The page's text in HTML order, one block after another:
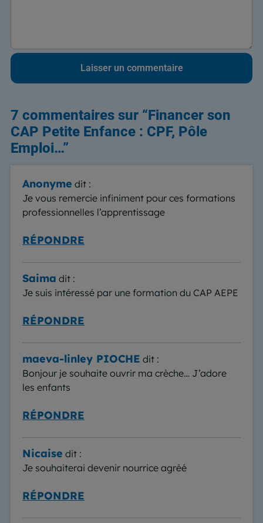
7 commentaires sur “Financer son
CAP Petite Enfance : CPF, Pôle
Emploi…”
Anonyme dit :
Je vous remercie infiniment pour ces formations
professionnelles l’apprentissage
RÉPONDRE
Saima dit :
Je suis intéressé par une formation du CAP AEPE
RÉPONDRE
maeva-linley PIOCHE dit :
Bonjour je souhaite ouvrir ma crèche… J’adore
les enfants
RÉPONDRE
Nicaise dit :
Je souhaiterai devenir nourrice agréé
RÉPONDRE